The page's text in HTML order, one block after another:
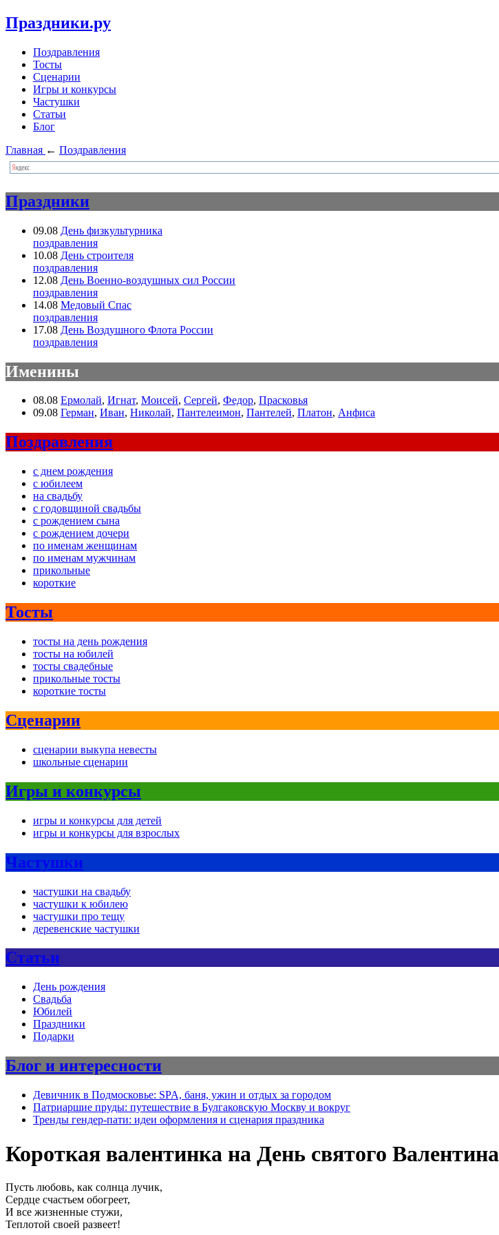
Праздники.ру
Поздравления
Тосты
Сценарии
Игры и конкурсы
Частушки
Статьи
Блог
Главная ← Поздравления
Праздники
09.08 День физкультурника
поздравления
10.08 День строителя
поздравления
12.08 День Военно-воздушных сил России
поздравления
14.08 Медовый Спас
поздравления
17.08 День Воздушного Флота России
поздравления
Именины
08.08 Ермолай, Игнат, Моисей, Сергей, Федор, Прасковья
09.08 Герман, Иван, Николай, Пантелеимон, Пантелей, Платон, Анфиса
Поздравления
с днем рождения
с юбилеем
на свадьбу
с годовщиной свадьбы
с рождением сына
с рождением дочери
по именам женщинам
по именам мужчинам
прикольные
короткие
Тосты
тосты на день рождения
тосты на юбилей
тосты свадебные
прикольные тосты
короткие тосты
Сценарии
сценарии выкупа невесты
школьные сценарии
Игры и конкурсы
игры и конкурсы для детей
игры и конкурсы для взрослых
Частушки
частушки на свадьбу
частушки к юбилею
частушки про тещу
деревенские частушки
Статьи
День рождения
Свадьба
Юбилей
Праздники
Подарки
Блог и интересности
Девичник в Подмосковье: SPA, баня, ужин и отдых за городом
Патриаршие пруды: путешествие в Булгаковскую Москву и вокруг
Тренды гендер-пати: идеи оформления и сценария праздника
Короткая валентинка на День святого Валентина
Пусть любовь, как солнца лучик,
Сердце счастьем обогреет,
И все жизненные стужи,
Теплотой своей развеет!